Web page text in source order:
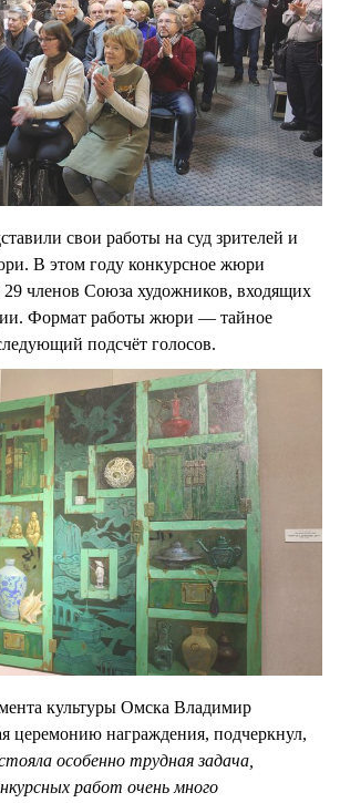
свои работы на суд зрителей и
В этом году конкурсное жюри
29 членов Союза художников, входящих
Формат работы жюри — тайное
подсчёт голосов.
культуры Омска Владимир
награждения, подчеркнул,
особенно трудная задача,
работ очень много